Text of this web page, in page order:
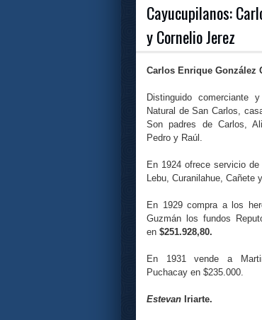
Cayucupilanos:
y Cornelio Jerez
Carlos Enrique González
Distinguido comerciante
Natural de San Carlos,
Son padres de Carlos,
Pedro y Raúl.
En 1924 ofrece servicio
Lebu, Curanilahue, Cañete
En 1929 compra a los
Guzmán los fundos
en $251.928,80.
En 1931 vende a
Puchacay en $235.000.
Estevan Iriarte.